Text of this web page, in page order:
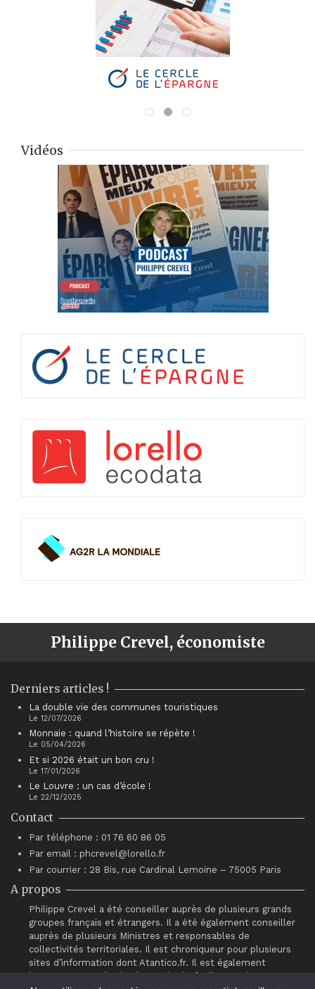
Vidéos
Philippe Crevel, économiste
Derniers articles !
La double vie des communes touristiques
Le 12/07/2026
Monnaie : quand l’histoire se répète !
Le 05/04/2026
Et si 2026 était un bon cru !
Le 17/01/2026
Le Louvre : un cas d’école !
Le 22/12/2025
Contact
Par téléphone : 01 76 60 86 05
Par email : phcrevel@lorello.fr
Par courrier : 28 Bis, rue Cardinal Lemoine – 75005 Paris
A propos
Philippe Crevel a été conseiller auprès de plusieurs grands
groupes français et étrangers. Il a été également conseiller
auprès de plusieurs Ministres et responsables de
collectivités territoriales. Il est chroniqueur pour plusieurs
sites d’information dont Atantico.fr. Il est également
intervenant auprès du réseau de chefs d’entreprises